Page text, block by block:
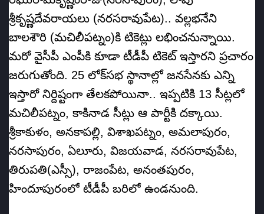
శ్రీకృష్ణదేవరాయలు (నరసరావుపేట).. వల్లభనేని
బాలశౌరి (మచిలీపట్నం)కి టికెట్లు లభించనున్నాయి.
మరో వైసీపీ ఎంపీకి కూడా టీడీపీ టికెట్‌ ఇస్తారని ప్రచారం
జరుగుతోంది. 25 లోక్‌సభ స్థానాల్లో జనసేనకు ఎన్ని
ఇస్తారో నిర్దిష్టంగా తేలకపోయినా.. ఇప్పటికి 13 సీట్లలో
మచిలీపట్నం, కాకినాడ సీట్లు ఆ పార్టీకి దక్కాయి.
శ్రీకాకుళం, అనకాపల్లి, విశాఖపట్నం, అమలాపురం,
నరసాపురం, ఏలూరు, విజయవాడ, నరసరావుపేట,
తిరుపతి(ఎస్సీ), రాజంపేట, అనంతపురం,
హిందూపురంలో టీడీపీ బరిలో ఉండనుంది.